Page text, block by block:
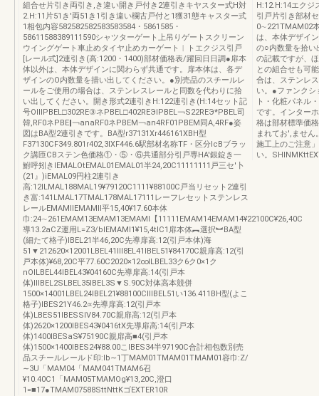
組合せ片引き両引き,き違い開き戸付き2連引きキヤスター式H対
2.H:11片51き'両51き1引き違い欄古戸付と1獲31態キャスター式
1相包内容582582582583583584・5861585・
58611588389111590シャツターゲート上吊りゲートスクリーン
ウイングゲート車止めタイヤ止めカーゲート︱トエクジス引戸
[レール式]2連引き(高:1200・1400)部材価格表/躍回日日調●扉本
体以外は、本体デザインに関わらず共通です。扉本体は、各デ
ザインのO内数量を措い出してください。●別売品のスチールレ
ールをご使用の場合は、ステンレスレールと同数を代わりに拾
い出してください。開き形式2連引きH:122連引き(H:14セット記
号OⅢPBEL□302RE③ネPBEL□402REЭIPBEL￢S22REЭ*PBEL司
韓,RF0ネPBE‖￢anaRF0ネPBEM￢an4RF01PBEM同A,4RF●姿
図はBA型2連引きです。BA型r37131Xr446161XBH型
F37130CF349.801r402,3ⅨF446.6駅部材名称TF・区分lcBブラッ
ク講匝CBステン色価格①・⑤・⑥共通部分引戸専HA'銀錠き一
鮒呼矧きIEMALOtEMAL01EMAL01半24,20C11111111戸三セ′卜
(21』)iEMAL09円柱2連引き
高:12ILMAL188MAL19¥79120C1111¥88100C戸当リセット2連引
き富:141LMAL17TMAL178MAL17111レーフレセットステンレス
レールEMAMllEMAMll平15,40¥17.60本体
巾:24∼261EMAM13EMAM13EMAMl【11111EMAM14EMAM14¥22100C¥26,40C
導13.2aCZ運用L=Z3/blEMAMl1¥15,4tlC1扉本体︻選択︼BA型
(細たて格子)IBEL21半46,20C先導扉高:12(引戸本体)海
51▼212620×12001LBEL41Ⅲ8EL41IBEL51¥84170C親扉高:12(引
戸本体)¥68,20C平77.60C2020×12∞ILBEL33ク6ク0×1ク
nOILBEL44IBEL43¥04160C先導扉高:14(引戸本
体)ⅢBEL2SLBEL35IBEL3S▼S.90C対体高本競併
1500×14001LBEL24IBEL21¥88100CⅢBEL51い136.411BH型(よこ
格子)IBES21Y46.2∝先導扉高:12(引戸本
体)LBES51IBESSlV84.70C親扉高:12(引戸本
体)2620×1200IBES43¥0416tX先導扉高:14(引戸本
体)1400IBESaS¥75190C親扉高■4(引戸本
体)1500×1400IBES24¥88.00こIBES34半97190C合計相包数別売
品スチールレールド印:lb∼1丁MAM01TMAM01TMAM01容巾:Z/
∼3U「MAM04「MAM041TMAM6召
¥10.40C1「MAM05TMAMOg¥13,20C,澄口
1=■17●TMAM07588SttNttKゴEXTER10R
H:12.H:14エクジ
引戸片引き部材
0∼221TMAM02
は、本体デザイ
の○内数量を拾い
の記載ですが、
との組合せも可
合は、ステンレ
い。●ファンクシ
ト・化粧パネル
です。インター
格は部材標準価
まれてお',ません
施工上のご注意
い。